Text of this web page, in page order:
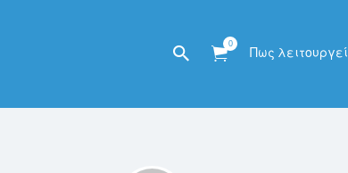
0
Πως λειτουργεί